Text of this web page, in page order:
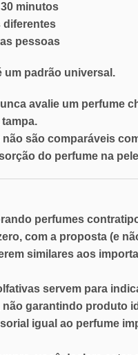
minutos
diferentes
pessoas
um padrão universal.
avalie um perfume
não são comparáveis
do perfume na
perfumes
com a proposta (e
similares aos
servem para
não garantindo produto
igual ao perfume